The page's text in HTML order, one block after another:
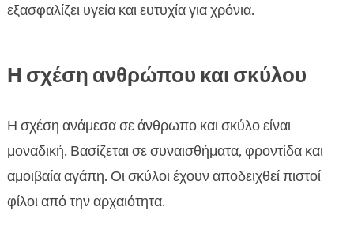
εξασφαλίζει υγεία και ευτυχία για χρόνια.
Η σχέση ανθρώπου και σκύλου
Η σχέση ανάμεσα σε άνθρωπο και σκύλο είναι
μοναδική. Βασίζεται σε συναισθήματα, φροντίδα και
αμοιβαία αγάπη. Οι σκύλοι έχουν αποδειχθεί πιστοί
φίλοι από την αρχαιότητα.